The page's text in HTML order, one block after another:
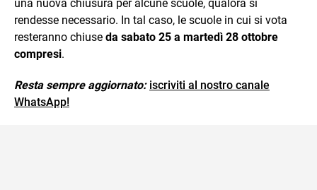
una nuova chiusura per alcune scuole, qualora si
rendesse necessario. In tal caso, le scuole in cui si vota
resteranno chiuse da sabato 25 a martedì 28 ottobre
compresi.
Resta sempre aggiornato: iscriviti al nostro canale
WhatsApp!